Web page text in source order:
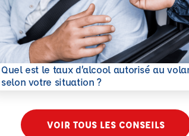
Quel est le taux d’alcool autorisé au
selon votre situation ?
savoir plus
VOIR TOUS LES CONSEILS